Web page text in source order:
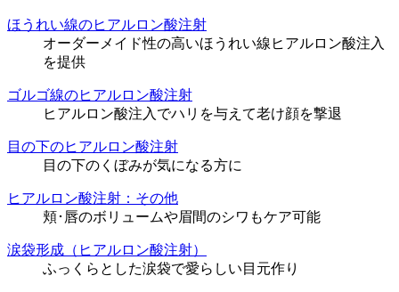
ほうれい線のヒアルロン酸注射
オーダーメイド性の高いほうれい線ヒアルロン酸注入
を提供
ゴルゴ線のヒアルロン酸注射
ヒアルロン酸注入でハリを与えて老け顔を撃退
目の下のヒアルロン酸注射
目の下のくぼみが気になる方に
ヒアルロン酸注射：その他
頬･唇のボリュームや眉間のシワもケア可能
涙袋形成（ヒアルロン酸注射）
ふっくらとした涙袋で愛らしい目元作り